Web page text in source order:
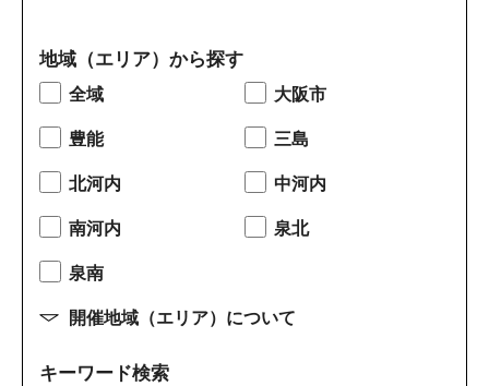
地域（エリア）から探す
全域 大阪市
豊能 三島
北河内 中河内
南河内 泉北
泉南
開催地域（エリア）について
キーワード検索